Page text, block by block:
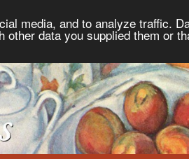
media, and to analyze traffic.
data you supplied them or